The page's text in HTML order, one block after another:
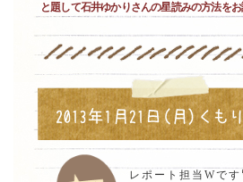
と題して石井ゆかりさんの星読みの方法をお
レポート担当Wです